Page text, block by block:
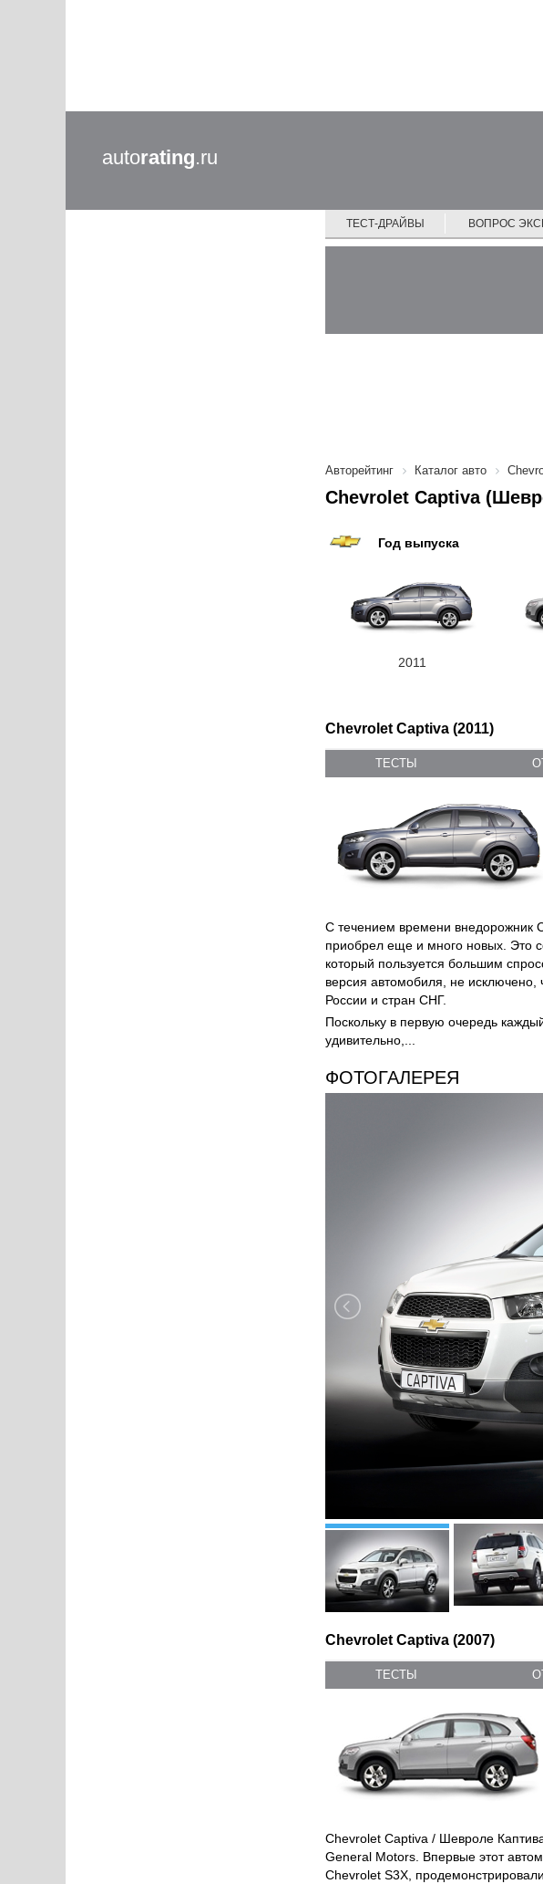
autorating.ru
ТЕСТ-ДРАЙВЫ ВОПРОС
Авторейтинг Каталог авто
Chevrolet Captiva
Год выпуска
2011
Chevrolet Captiva (2011)
ТЕСТЫ
С течением времени внедорожник
приобрел еще и много новых. Это
который пользуется большим
версия автомобиля, не
России и стран СНГ.
Поскольку в первую очередь
удивительно,...
ФОТОГАЛЕРЕЯ
Chevrolet Captiva (2007)
ТЕСТЫ
Chevrolet Captiva / Шевроле
General Motors. Впервые этот
Chevrolet S3X,